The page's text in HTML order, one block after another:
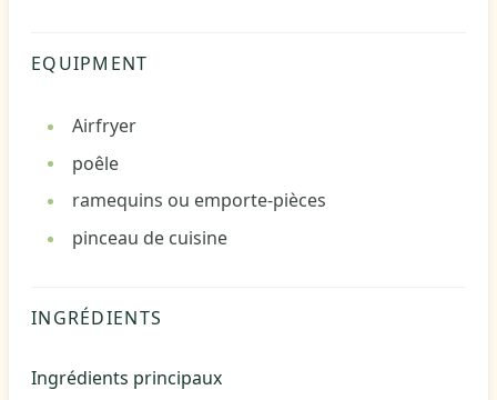
EQUIPMENT
Airfryer
poêle
ramequins ou emporte-pièces
pinceau de cuisine
INGRÉDIENTS
Ingrédients principaux